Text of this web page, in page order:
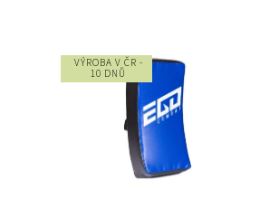
VÝROBA V ČR -
10 DNŮ